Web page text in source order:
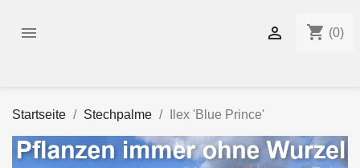
 shopping_cart (0)

Startseite Stechpalme Ilex 'Blue Prince'